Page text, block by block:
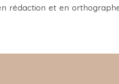
rédaction et en